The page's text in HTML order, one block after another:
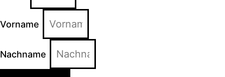
Vorname
Nachname